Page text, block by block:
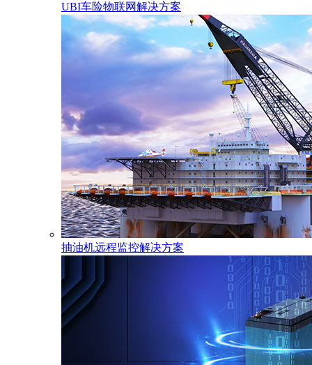
UBI车险物联网解决方案
抽油机远程监控解决方案